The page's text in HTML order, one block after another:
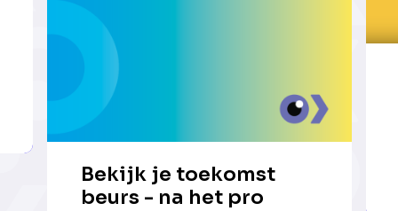
Bekijk je toekomst
beurs - na het pro